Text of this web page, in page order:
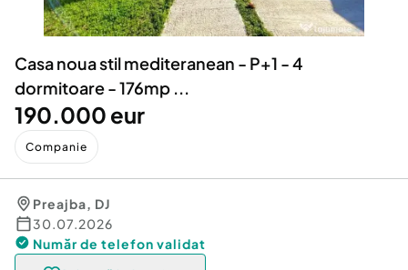
Casa noua stil mediteranean - P+1 - 4
dormitoare - 176mp ...
190.000 eur
Companie
Preajba, DJ
30.07.2026
Număr de telefon validat